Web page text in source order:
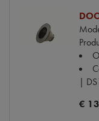
|
€